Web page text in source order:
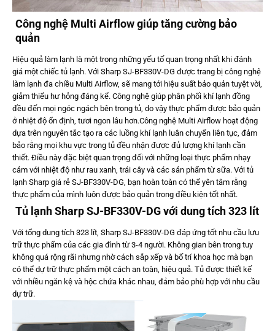
Công nghệ Multi Airflow giúp tăng cường bảo
quản
Hiệu quả làm lạnh là một trong những yếu tố quan trọng nhất khi đánh
giá một chiếc tủ lạnh. Với Sharp SJ-BF330V-DG được trang bị công nghệ
làm lạnh đa chiều Multi Airflow, sẽ mang tới hiệu suất bảo quản tuyệt vời,
giảm thiểu hư hỏng đáng kể. Công nghệ giúp phân phối khí lạnh đồng
đều đến mọi ngóc ngách bên trong tủ, do vậy thực phẩm được bảo quản
ở nhiệt độ ổn định, tươi ngon lâu hơn.Công nghệ Multi Airflow hoạt động
dựa trên nguyên tắc tạo ra các luồng khí lạnh luân chuyển liên tục, đảm
bảo rằng mọi khu vực trong tủ đều nhận được đủ lượng khí lạnh cần
thiết. Điều này đặc biệt quan trọng đối với những loại thực phẩm nhạy
cảm với nhiệt độ như rau xanh, trái cây và các sản phẩm từ sữa. Với tủ
lạnh Sharp giá rẻ SJ-BF330V-DG, bạn hoàn toàn có thể yên tâm rằng
thực phẩm của mình luôn được bảo quản trong điều kiện tốt nhất.
Tủ lạnh Sharp SJ-BF330V-DG với dung tích 323 lít
Với tổng dung tích 323 lít, Sharp SJ-BF330V-DG đáp ứng tốt nhu cầu lưu
trữ thực phẩm của các gia đình từ 3-4 người. Không gian bên trong tuy
không quá rộng rãi nhưng nhờ cách sắp xếp và bố trí khoa học mà bạn
có thể dự trữ thực phẩm một cách an toàn, hiệu quả. Tủ được thiết kế
với nhiều ngăn kệ và hộc chứa khác nhau, đảm bảo phù hợp với nhu cầu
dự trữ.